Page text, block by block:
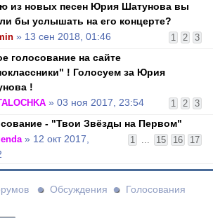
из новых песен Юрия Шатунова вы
бы услышать на его концерте?
1 2 3
» 13 сен 2018, 01:46
голосование на сайте
! Голосуем за Юрия
!
1 2 3
» 03 ноя 2017, 23:54
- "Твои Звёзды на Первом"
1 ... 15 16 17
» 12 окт 2017,
Обсуждения Голосования